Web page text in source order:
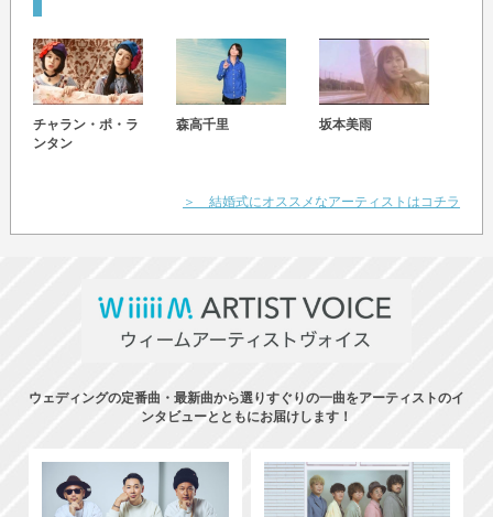
チャラン・ポ・ラ
ンタン
森高千里 坂本美雨
＞ 結婚式にオススメなアーティストはコチラ
ウェディングの定番曲・最新曲から選りすぐりの一曲をアーティストのイ
ンタビューとともにお届けします！